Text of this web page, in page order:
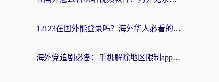
12123在国外能登录吗？海外华人必看的回国加速实用指南
海外党追剧必备：手机解除地区限制app怎么选？解决央视视频&国内剧地区限制全指南